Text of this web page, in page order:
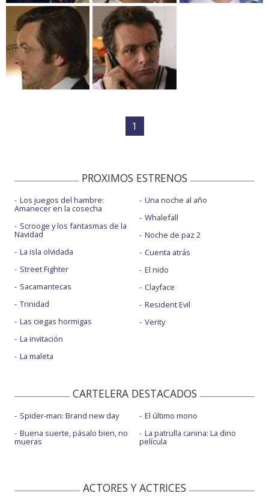
1
PROXIMOS ESTRENOS
Los juegos del hambre:
Amanecer en la cosecha
Scrooge y los fantasmas de la
Navidad
La isla olvidada
Street Fighter
Sacamantecas
Trinidad
Las ciegas hormigas
La invitación
La maleta
Una noche al año
Whalefall
Noche de paz 2
Cuenta atrás
El nido
Clayface
Resident Evil
Verity
CARTELERA DESTACADOS
Spider-man: Brand new day
Buena suerte, pásalo bien, no
mueras
El último mono
La patrulla canina: La dino
película
ACTORES Y ACTRICES